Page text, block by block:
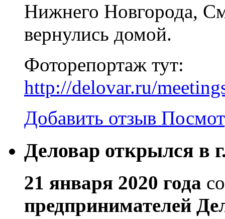
Нижнего Новгорода,
вернулись домой.
Фоторепортаж тут:
http://delovar.ru/
Добавить отзыв
Деловар открылся в
21 января 2020 года
предпринимателей